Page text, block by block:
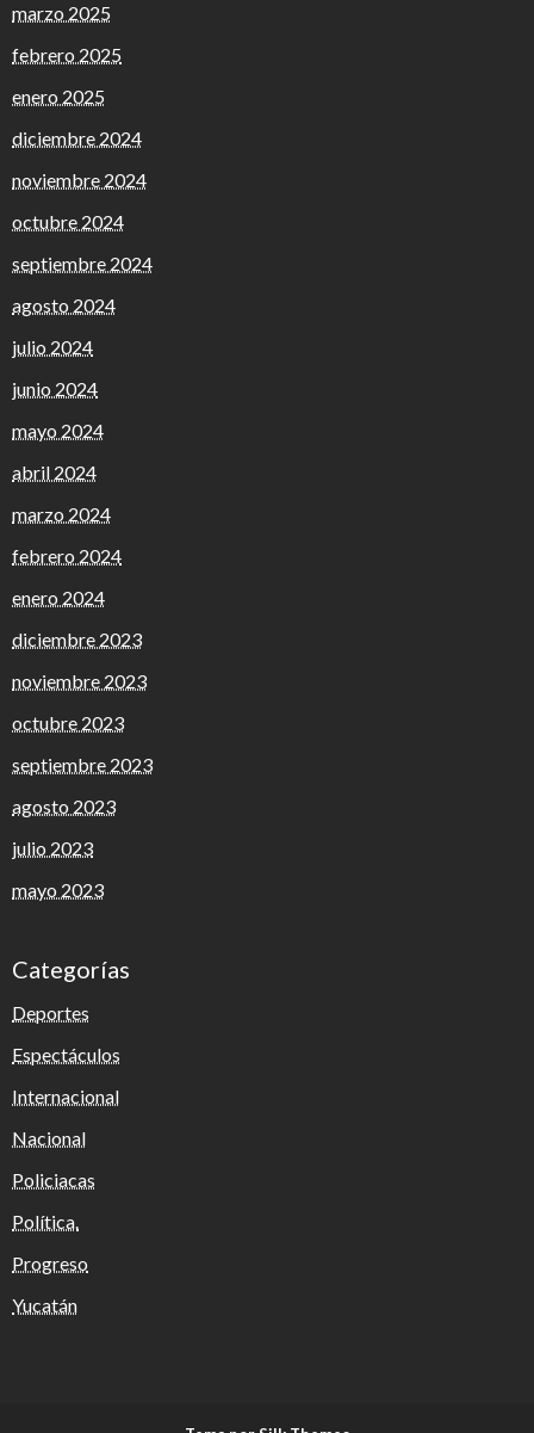
marzo 2025
febrero 2025
enero 2025
diciembre 2024
noviembre 2024
octubre 2024
septiembre 2024
agosto 2024
julio 2024
junio 2024
mayo 2024
abril 2024
marzo 2024
febrero 2024
enero 2024
diciembre 2023
noviembre 2023
octubre 2023
septiembre 2023
agosto 2023
julio 2023
mayo 2023
Categorías
Deportes
Espectáculos
Internacional
Nacional
Policiacas
Política.
Progreso
Yucatán